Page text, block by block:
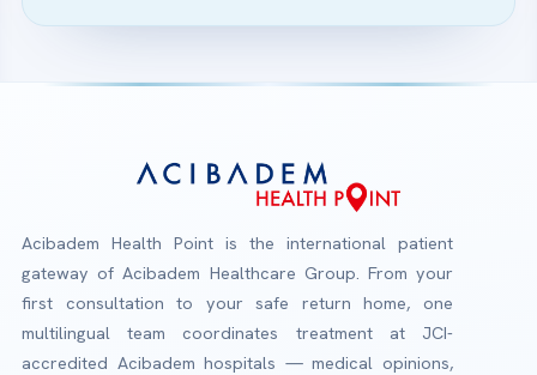
Acibadem Health Point is the international patient
gateway of Acibadem Healthcare Group. From your
first consultation to your safe return home, one
multilingual team coordinates treatment at JCI-
accredited Acibadem hospitals — medical opinions,